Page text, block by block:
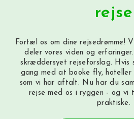
rejse
Fortæl os om dine rejsedrømme!
deler vores viden og
skræddersyet rejseforslag. Hvis
gang med at booke fly, hoteller
som vi har aftalt. Nu har du
rejse med os i ryggen - og
praktiske.